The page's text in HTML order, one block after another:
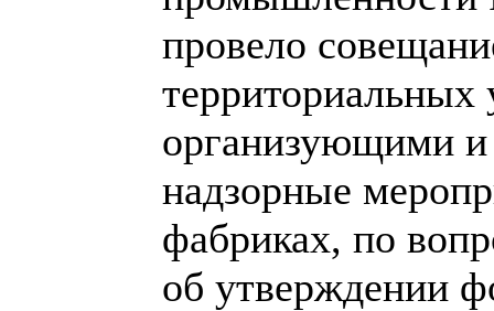
провело
территориальных
организующими
надзорные
фабриках, по
об утверждении